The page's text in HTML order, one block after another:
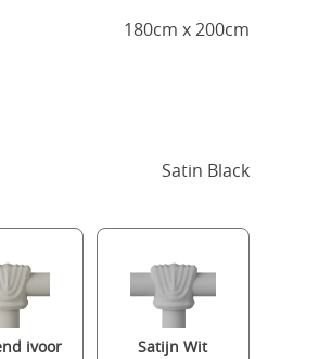
180cm x 200cm
Satin Black
ivoor Satijn Wit